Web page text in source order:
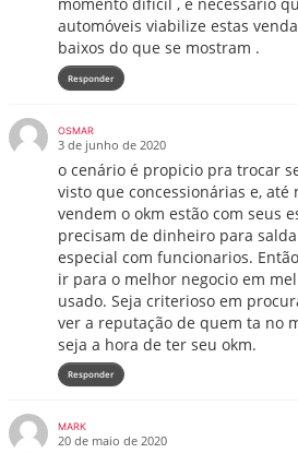
momento difícil , é necessário
automóveis viabilize estas
baixos do que se mostram .
Responder
OSMAR
3 de junho de 2020
o cenário é propicio pra trocar
visto que concessionárias e,
vendem o okm estão com seus
precisam de dinheiro para
especial com funcionarios.
ir para o melhor negocio em
usado. Seja criterioso em
ver a reputação de quem ta no
seja a hora de ter seu okm.
Responder
MARK
20 de maio de 2020